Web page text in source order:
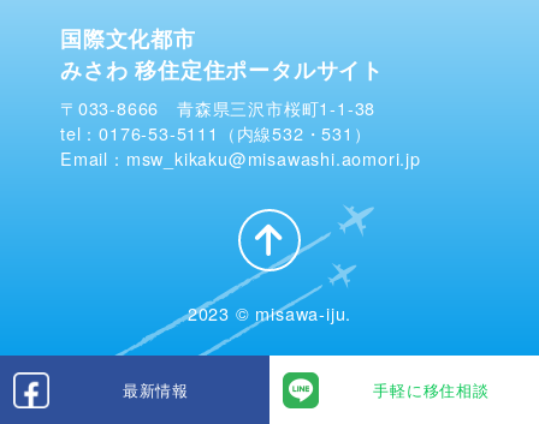
最新情報 手軽に移住相談
国際文化都市
みさわ 移住定住ポータルサイト
〒033-8666 青森県三沢市桜町1-1-38
tel：0176-53-5111（内線532・531）
Email：msw_kikaku@misawashi.aomori.jp
2023 © misawa-iju.